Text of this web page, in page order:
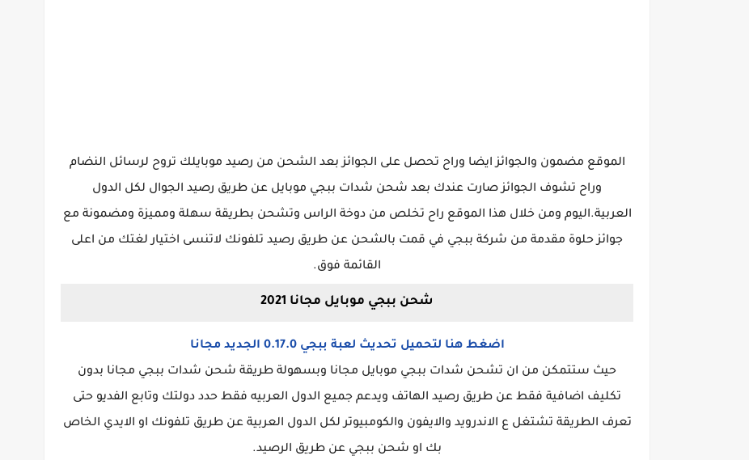
الموقع مضمون والجوائز ايضا وراح تحصل على الجوائز بعد الشحن من رصيد موبايلك تروح لرسائل النضام
وراح تشوف الجوائز صارت عندك بعد شحن شدات ببجي موبايل عن طريق رصيد الجوال لكل الدول
العربية.اليوم ومن خلال هذا الموقع راح تخلص من دوخة الراس وتشحن بطريقة سهلة ومميزة ومضمونة مع
جوائز حلوة مقدمة من شركة ببجي في قمت بالشحن عن طريق رصيد تلفونك لاتنسى اختيار لغتك من اعلى
القائمة فوق.
شحن ببجي موبايل مجانا 2021
اضغط هنا لتحميل تحديث لعبة ببجي 0.17.0 الجديد مجانا
حيث ستتمكن من ان تشحن شدات ببجي موبايل مجانا وبسهولة طريقة شحن شدات ببجي مجانا بدون
تكليف اضافية فقط عن طريق رصيد الهاتف ويدعم جميع الدول العربيه فقط حدد دولتك وتابع الفديو حتى
تعرف الطريقة تشتغل ع الاندرويد والايفون والكومبيوتر لكل الدول العربية عن طريق تلفونك او الايدي الخاص
بك او شحن ببجي عن طريق الرصيد.